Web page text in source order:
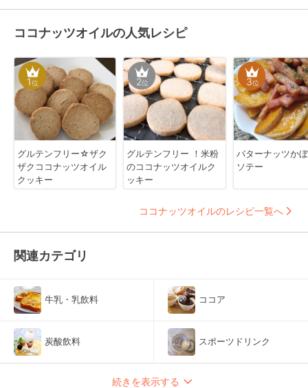
ココナッツオイルの人気レシピ
1位
グルテンフリー☆ザク
ザクココナッツオイル
クッキー
2位
グルテンフリー ！米粉
のココナッツオイルク
ッキー
3位
バターナッツか
ソテー
ココナッツオイルのレシピ一覧へ
関連カテゴリ
牛乳・乳飲料 ココア
炭酸飲料 スポーツドリンク
続きを表示する